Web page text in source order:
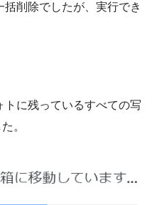
削除でしたが、実行でき
に残っているすべての写
。